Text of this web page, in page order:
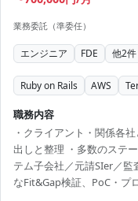
業務委託（準委任）
エンジニア FDE 他2件
Ruby on Rails AWS
職務内容
・クライアント・関係各
出しと整理 ・多数のステ
テム子会社／元請SIer／
なFit&Gap検証、PoC・プ